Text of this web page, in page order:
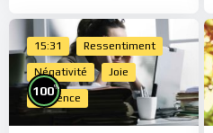
15:31 Ressentiment
Négativité Joie
Présence
100%